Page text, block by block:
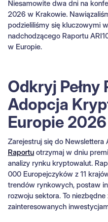
Niesamowite dwa dni na
2026 w Krakowie.
podzieliliśmy się kluczowymi
nadchodzącego Raportu
w Europie.
Odkryj Pełny
Adopcja
Europie 2026
Zarejestruj się do Newslettera
Raportu otrzymaj w dniu
analizy rynku kryptowalut.
000 Europejczyków z 11
trendów rynkowych, postaw
rozwoju sektora. To
zainteresowanych